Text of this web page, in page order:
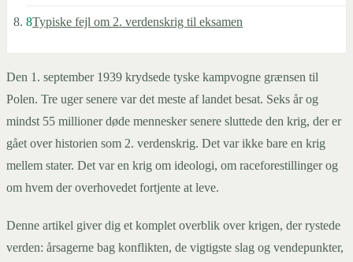
8Typiske fejl om 2. verdenskrig til eksamen
Den 1. september 1939 krydsede tyske kampvogne grænsen til
Polen. Tre uger senere var det meste af landet besat. Seks år og
mindst 55 millioner døde mennesker senere sluttede den krig, der er
gået over historien som 2. verdenskrig. Det var ikke bare en krig
mellem stater. Det var en krig om ideologi, om raceforestillinger og
om hvem der overhovedet fortjente at leve.
Denne artikel giver dig et komplet overblik over krigen, der rystede
verden: årsagerne bag konflikten, de vigtigste slag og vendepunkter,